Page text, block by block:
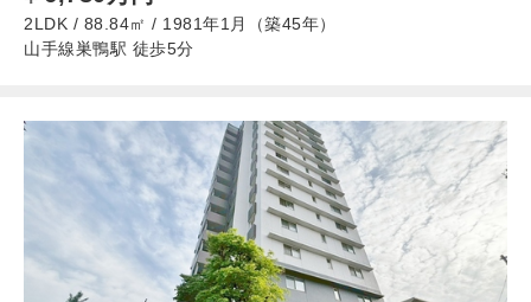
2LDK / 88.84㎡ / 1981年1月（築45年）
山手線巣鴨駅 徒歩5分